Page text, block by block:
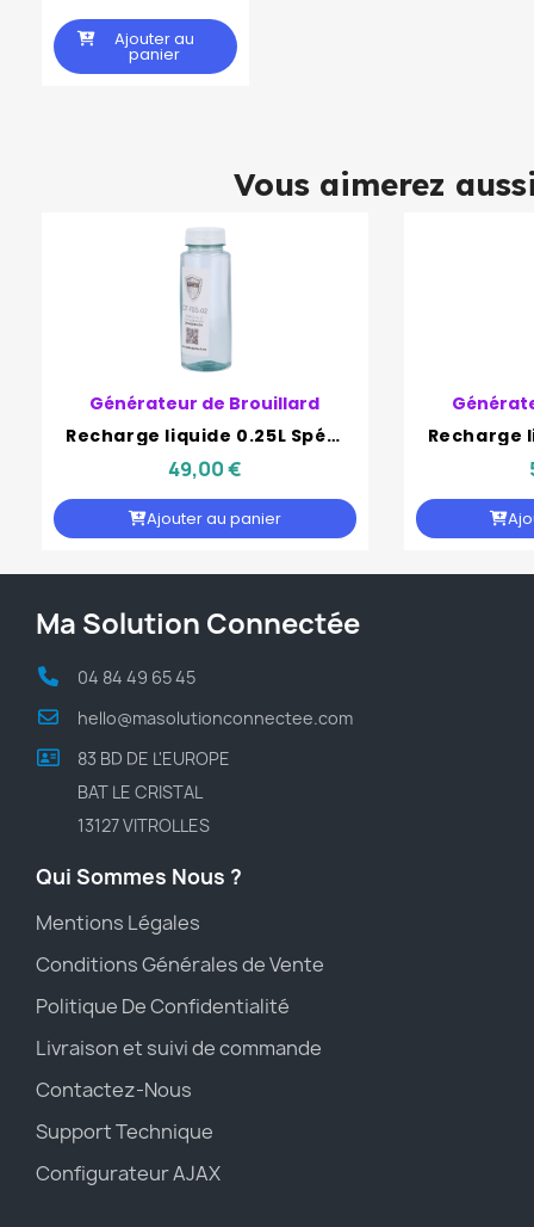
Ajouter au
panier
Vous aimerez
Générateur de Brouillard
Recharge liquide 0.25L Spécial pour 100m3 - Defendertech
49,00 €
Ajouter au panier
Ma Solution Connectée
04 84 49 65 45
hello@masolutionconnectee.com
83 BD DE L'EUROPE
BAT LE CRISTAL
13127 VITROLLES
Qui Sommes Nous ?
Mentions Légales
Conditions Générales de Vente
Politique De Confidentialité
Livraison et suivi de commande
Contactez-Nous
Support Technique
Configurateur AJAX